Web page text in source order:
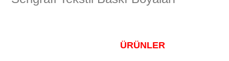
ÜRÜNLER